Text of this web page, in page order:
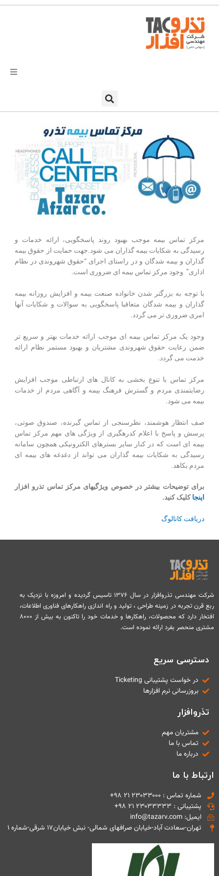
رفتن
راهکارهای تذروافزار در صنایع
دعوت به همکاری
درخواست دمو
مرکز تماس بیمه موجب بهبود روند پاسخگویی، ارائه خدمات و
رسیدگی به شکایات بیمه گذاران می شود.جهت حمایت از حقوق بیمه
گذاران و بیمه شدگان و در راستای اجرای “حقوق شهروندی در نظام
اداری” وجود مرکز تماس بیمه ای ضروری است.
با توجه به بزرگتر شدن خانواده صنعت بیمه و افزایش روزانه بیمه
گذاران و بیمه شدگان متعاقبا پاسخگویی به سوالات و شکایات آنها
امری ضروری تر می گردد.
وجود یک مرکز تماس بیمه ای موجب ارائه خدمات بهتر و سریع تر
ضمن رعایت حقوق شهروندی مشتریان و بهبود مستمر نظام ارائه
خدمت می گردد.
مرکز تماس با تنوع بخشی به کانال های ارتباطی موجب افزایش
رضایتمندی مردم و گسترش فرهنگ بیمه و آگاهی مردم از خدمات
بیمه می شود.
صف انتظار هوشمند، نظرسنجی از تماس گیرنده، صندوق صوتی،
پرسش و پاسخ با اعلام کدرهگیری از ویژگی های مهم مرکز تماس
بیمه ای است که در کنار سایر بسترهای الکترونیکی همچون سامانه
رسیدگی به شکایات بیمه گذاران می تواند از دغدغه های بیمه ای
مردم بکاهد.
برای توضیحات بیشتر در خصوص ویژگیهای مرکز تماس تذرو افزار
اینجاکلیک کنید.
دریافت کاتالوگ
شرکت مهندسی تذروافزار در سال ۱۳۷۶ تاسیس گردیده و امروزه با نزدیک به
ربع قرن تجربه در زمینه طراحی ، تولید و راه اندازی راهکارهای فناوری اطلاعات،
افتخار دارد که محصولات، راهکارها و خدمات خود را تاکنون به بیش از ۸۰۰۰
مشتری منحصر بفرد ارائه نموده است.
دسترسی سریع
در خواست پشتیبانی Ticketing
بروزرسانی نرم افزارها
تذروافزار
مشتریان مهم
تماس با ما
درباره ما
ارتباط با ما
شماره تماس : ۲۳۰۳۳۰۰۰ ۲۱ ۹۸+
پشتیبانی : ۲۳۰۳۳۳۳۳ ۲۱ ۹۸+
ایمیل: info@tazarv.com
تهران-سعادت آباد-خیابان صرافهای شمالی- نبش خیابان۱۷ شرقی-شماره ۱